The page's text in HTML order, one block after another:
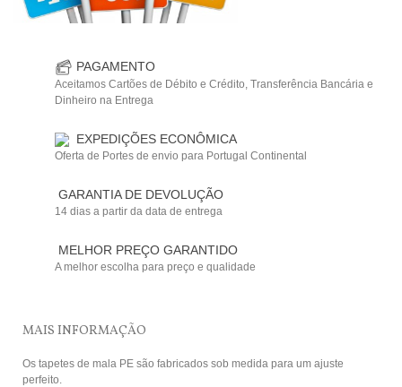
PAGAMENTO
Aceitamos Cartões de Débito e Crédito, Transferência Bancária e
Dinheiro na Entrega
EXPEDIÇÕES ECONÔMICA
Oferta de Portes de envio para Portugal Continental
GARANTIA DE DEVOLUÇÃO
14 dias a partir da data de entrega
MELHOR PREÇO GARANTIDO
A melhor escolha para preço e qualidade
MAIS INFORMAÇÃO
Os tapetes de mala PE são fabricados sob medida para um ajuste
perfeito.